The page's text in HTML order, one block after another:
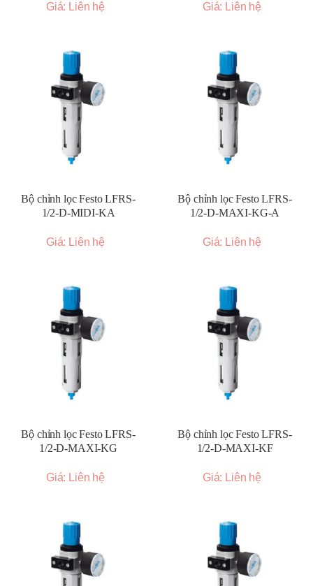
Giá: Liên hệ Giá: Liên hệ
Bộ chỉnh lọc Festo LFRS-
1/2-D-MIDI-KA
Giá: Liên hệ
Bộ chỉnh lọc Festo LFRS-
1/2-D-MAXI-KG-A
Giá: Liên hệ
Bộ chỉnh lọc Festo LFRS-
1/2-D-MAXI-KG
Giá: Liên hệ
Bộ chỉnh lọc Festo LFRS-
1/2-D-MAXI-KF
Giá: Liên hệ